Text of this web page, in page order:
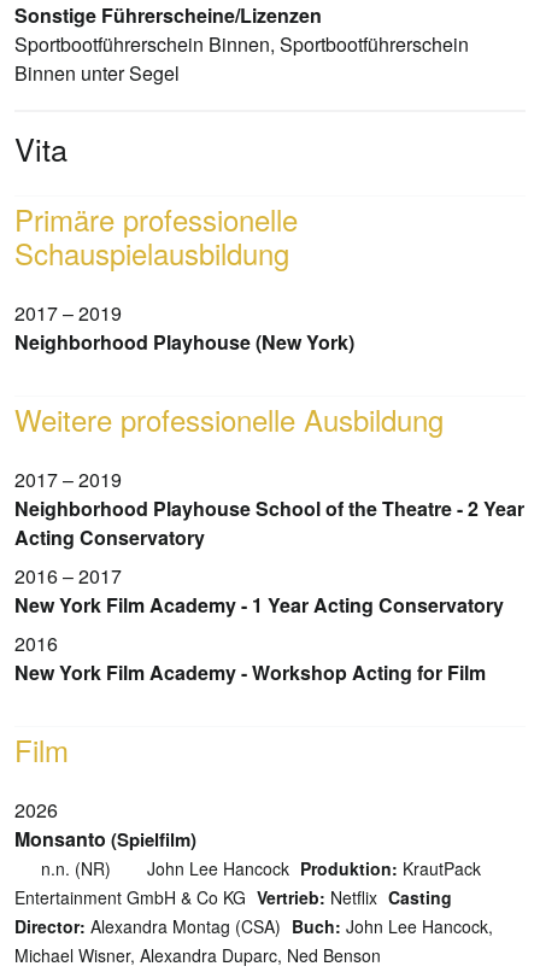
Sonstige Führerscheine/Lizenzen
Sportbootführerschein Binnen, Sportbootführerschein
Binnen unter Segel
Vita
Primäre professionelle
Schauspielausbildung
2017 – 2019
Neighborhood Playhouse (New York)
Weitere professionelle Ausbildung
2017 – 2019
Neighborhood Playhouse School of the Theatre - 2 Year
Acting Conservatory
2016 – 2017
New York Film Academy - 1 Year Acting Conservatory
2016
New York Film Academy - Workshop Acting for Film
Film
2026
Monsanto (Spielfilm)
n.n. (NR) John Lee Hancock Produktion: KrautPack
Entertainment GmbH & Co KG Vertrieb: Netflix Casting
Director: Alexandra Montag (CSA) Buch: John Lee Hancock,
Michael Wisner, Alexandra Duparc, Ned Benson